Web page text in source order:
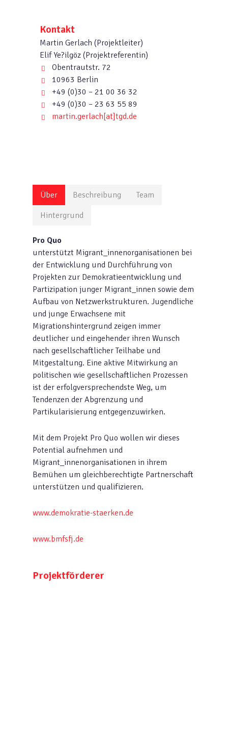
Kontakt
Martin Gerlach (Projektleiter)
Elif Ye?ilgöz (Projektreferentin)
Obentrautstr. 72
10963 Berlin
+49 (0)30 – 21 00 36 32
+49 (0)30 – 23 63 55 89
martin.gerlach[at]tgd.de
Über Beschreibung
Team
Hintergrund
Pro Quo
unterstützt Migrant_innenorganisationen bei
der Entwicklung und Durchführung von
Projekten zur Demokratieentwicklung und
Partizipation junger Migrant_innen sowie dem
Aufbau von Netzwerkstrukturen. Jugendliche
und junge Erwachsene mit
Migrationshintergrund zeigen immer
deutlicher und eingehender ihren Wunsch
nach gesellschaftlicher Teilhabe und
Mitgestaltung. Eine aktive Mitwirkung an
politischen wie gesellschaftlichen Prozessen
ist der erfolgversprechendste Weg, um
Tendenzen der Abgrenzung und
Partikularisierung entgegenzuwirken.
Mit dem Projekt Pro Quo wollen wir dieses
Potential aufnehmen und
Migrant_innenorganisationen in ihrem
Bemühen um gleichberechtigte Partnerschaft
unterstützen und qualifizieren.
www.demokratie-staerken.de
www.bmfsfj.de
Projektförderer